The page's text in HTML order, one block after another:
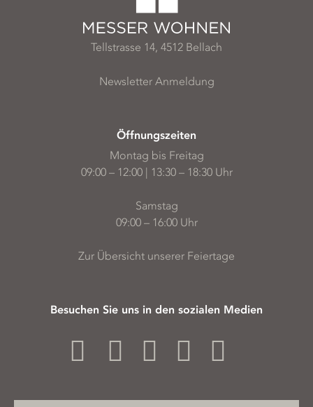
Tellstrasse 14, 4512 Bellach
Newsletter Anmeldung
Öffnungszeiten
Montag bis Freitag
09:00 – 12:00 | 13:30 – 18:30 Uhr
Samstag
09:00 – 16:00 Uhr
Zur Übersicht unserer Feiertage
Besuchen Sie uns in den sozialen Medien